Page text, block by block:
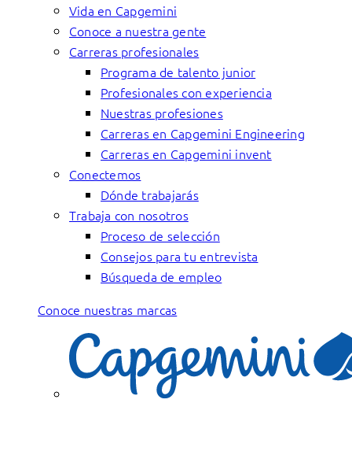
Vida en Capgemini
Conoce a nuestra gente
Carreras profesionales
Programa de talento junior
Profesionales con experiencia
Nuestras profesiones
Carreras en Capgemini Engineering
Carreras en Capgemini invent
Conectemos
Dónde trabajarás
Trabaja con nosotros
Proceso de selección
Consejos para tu entrevista
Búsqueda de empleo
Conoce nuestras marcas